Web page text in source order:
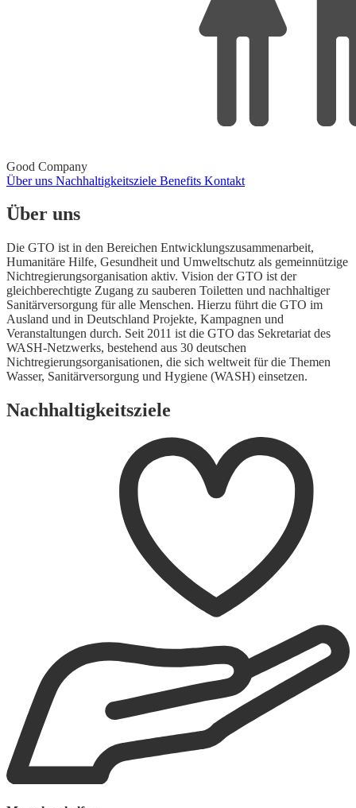
Good Company
Über uns Nachhaltigkeitsziele Benefits Kontakt
Über uns
Die GTO ist in den Bereichen Entwicklungszusammenarbeit,
Humanitäre Hilfe, Gesundheit und Umweltschutz als gemeinnützige
Nichtregierungsorganisation aktiv. Vision der GTO ist der
gleichberechtigte Zugang zu sauberen Toiletten und nachhaltiger
Sanitärversorgung für alle Menschen. Hierzu führt die GTO im
Ausland und in Deutschland Projekte, Kampagnen und
Veranstaltungen durch. Seit 2011 ist die GTO das Sekretariat des
WASH-Netzwerks, bestehend aus 30 deutschen
Nichtregierungsorganisationen, die sich weltweit für die Themen
Wasser, Sanitärversorgung und Hygiene (WASH) einsetzen.
Nachhaltigkeitsziele